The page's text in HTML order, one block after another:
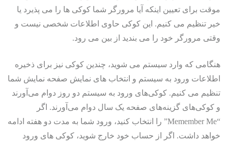
موقت برای تعیین اینکه آیا مرورگر شما کوکی ها را می پذیرد یا
خیر تنظیم می کنیم. این کوکی حاوی اطلاعات شخصی نیست و
وقتی مرورگر خود را می بندید از بین می رود.
هنگامی که وارد سیستم می شوید، چندین کوکی نیز برای ذخیره
اطلاعات ورود به سیستم و انتخاب های نمایش صفحه نمایش شما
تنظیم می کنیم. کوکی‌های ورود به سیستم دو روز دوام می‌آورند
و کوکی‌های گزینه‌های صفحه یک سال دوام می‌آورند. اگر
“Memember Me” را انتخاب کنید، ورود شما به مدت دو هفته ادامه
خواهد داشت. اگر از حساب خود خارج شوید، کوکی های ورود